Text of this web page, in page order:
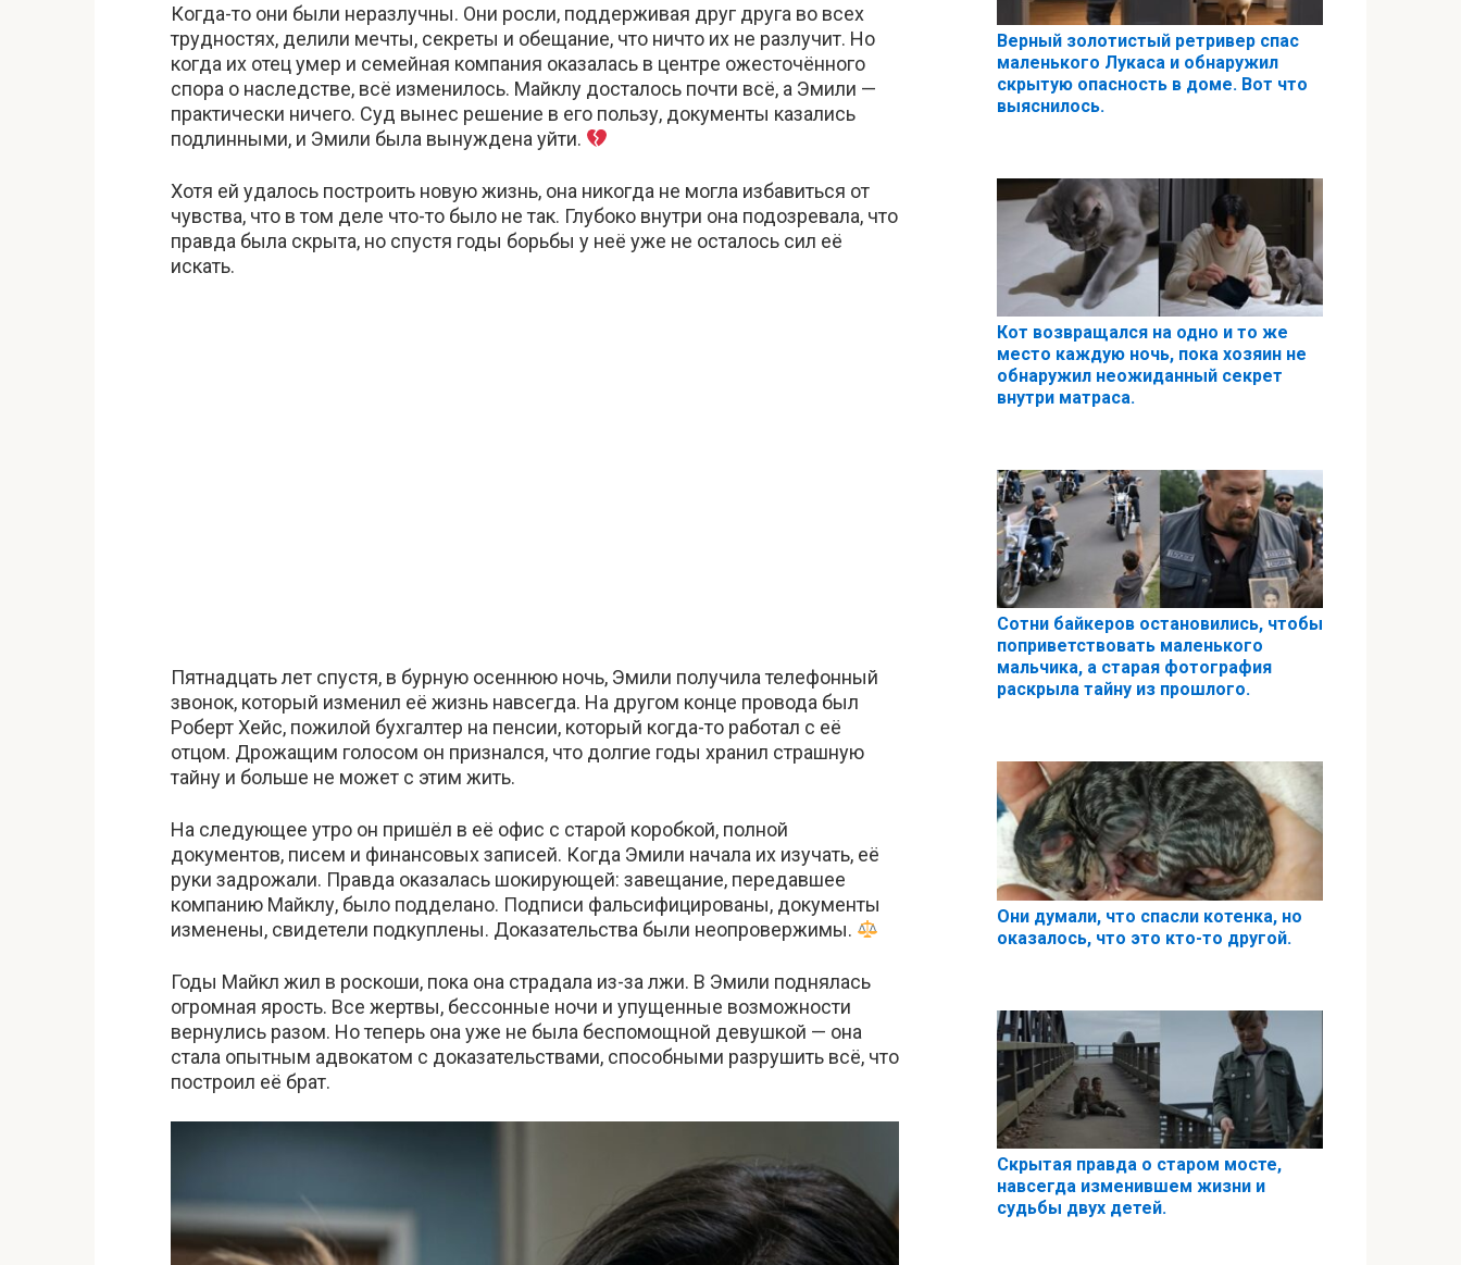
Когда-то они были неразлучны. Они росли, поддерживая друг друга во всех
трудностях, делили мечты, секреты и обещание, что ничто их не разлучит. Но
когда их отец умер и семейная компания оказалась в центре ожесточённого
спора о наследстве, всё изменилось. Майклу досталось почти всё, а Эмили —
практически ничего. Суд вынес решение в его пользу, документы казались
подлинными, и Эмили была вынуждена уйти.
Хотя ей удалось построить новую жизнь, она никогда не могла избавиться от
чувства, что в том деле что-то было не так. Глубоко внутри она подозревала, что
правда была скрыта, но спустя годы борьбы у неё уже не осталось сил её
искать.
Пятнадцать лет спустя, в бурную осеннюю ночь, Эмили получила телефонный
звонок, который изменил её жизнь навсегда. На другом конце провода был
Роберт Хейс, пожилой бухгалтер на пенсии, который когда-то работал с её
отцом. Дрожащим голосом он признался, что долгие годы хранил страшную
тайну и больше не может с этим жить.
На следующее утро он пришёл в её офис с старой коробкой, полной
документов, писем и финансовых записей. Когда Эмили начала их изучать, её
руки задрожали. Правда оказалась шокирующей: завещание, передавшее
компанию Майклу, было подделано. Подписи фальсифицированы, документы
изменены, свидетели подкуплены. Доказательства были неопровержимы.
Годы Майкл жил в роскоши, пока она страдала из-за лжи. В Эмили поднялась
огромная ярость. Все жертвы, бессонные ночи и упущенные возможности
вернулись разом. Но теперь она уже не была беспомощной девушкой — она
стала опытным адвокатом с доказательствами, способными разрушить всё, что
построил её брат.
Верный золотистый ретривер спас
маленького Лукаса и обнаружил
скрытую опасность в доме. Вот что
выяснилось.
Кот возвращался на одно и то же
место каждую ночь, пока хозяин не
обнаружил неожиданный секрет
внутри матраса.
Сотни байкеров остановились, чтобы
поприветствовать маленького
мальчика, а старая фотография
раскрыла тайну из прошлого.
Они думали, что спасли котенка, но
оказалось, что это кто-то другой.
Скрытая правда о старом мосте,
навсегда изменившем жизни и
судьбы двух детей.